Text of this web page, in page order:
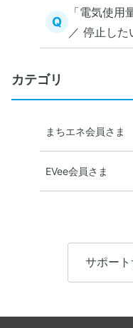
Q
「電気使用
／ 停止した
カテゴリ
まちエネ会員さま
EVee会員さま
サポー